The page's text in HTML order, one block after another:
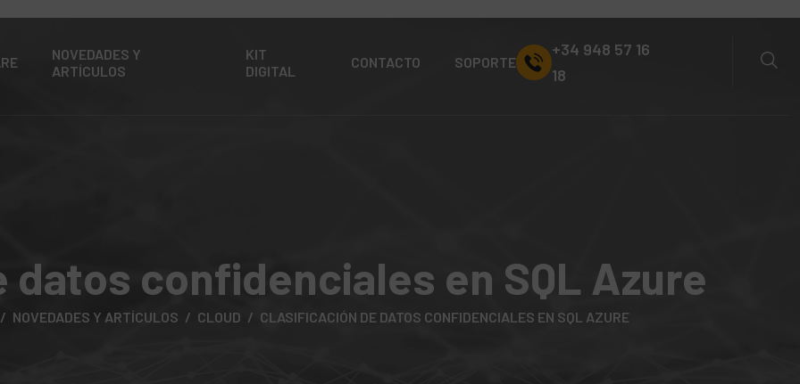
NOVEDADES Y
ARTÍCULOS
KIT
DIGITAL
CONTACTO SOPORTE
+34 948 57 16
18
confidenciales en SQL Azure
NOVEDADES Y ARTÍCULOS CLOUD CLASIFICACIÓN DE DATOS CONFIDENCIALES EN SQL AZURE